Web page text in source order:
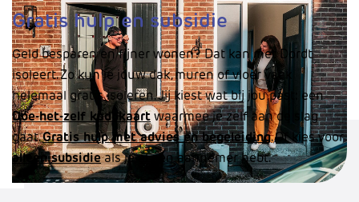
Gratis hulp en subsidie
Geld besparen en fijner wonen? Dat kan met Dordt
isoleert. Zo kun je jouw dak, muren of vloer vaak
helemaal gratis isoleren. Jij kiest wat bij jou past: een
Doe-het-zelf kadokaartwaarmee je zelf aan de slag
gaat.Gratis hulp met advies en begeleiding. Of kies voor
alleen subsidieals je al een aannemer hebt.